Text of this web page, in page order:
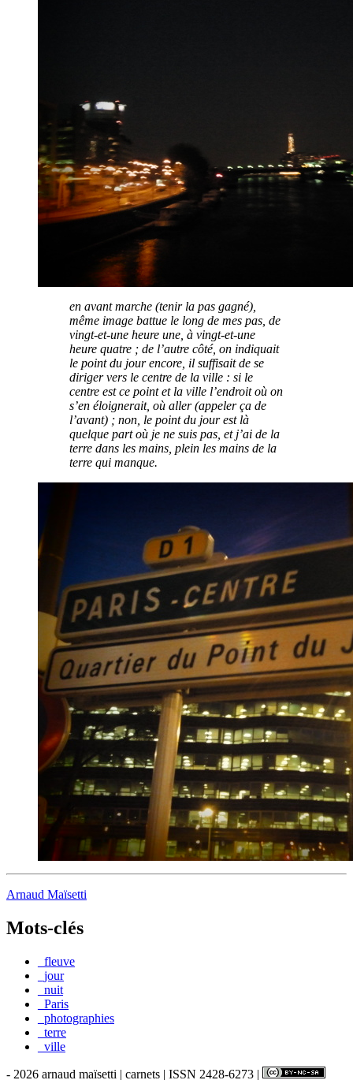
en avant marche (tenir la pas gagné),
même image battue le long de mes pas, de
vingt-et-une heure une, à vingt-et-une
heure quatre ; de l’autre côté, on indiquait
le point du jour encore, il suffisait de se
diriger vers le centre de la ville : si le
centre est ce point et la ville l’endroit où on
s’en éloignerait, où aller (appeler ça de
l’avant) ; non, le point du jour est là
quelque part où je ne suis pas, et j’ai de la
terre dans les mains, plein les mains de la
terre qui manque.
Arnaud Maïsetti
Mots-clés
_fleuve
_jour
_nuit
_Paris
_photographies
_terre
_ville
- 2026 arnaud maïsetti | carnets | ISSN 2428-6273 |